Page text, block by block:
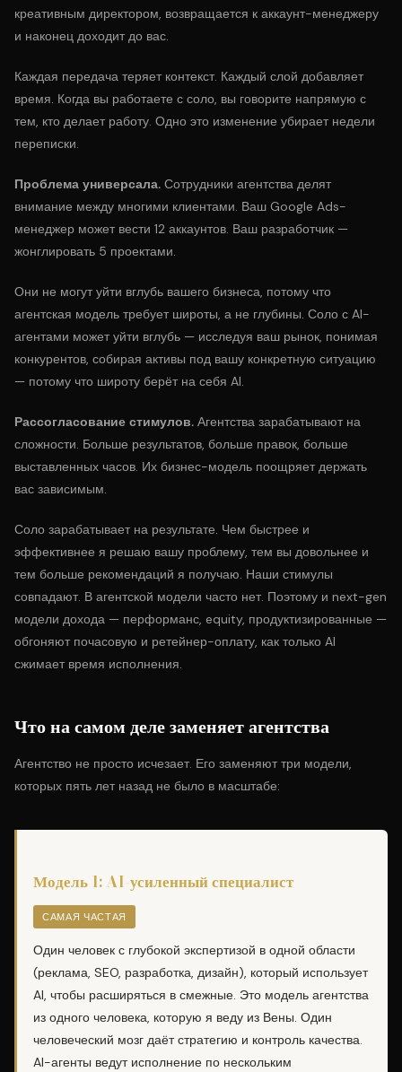
креативным директором, возвращается к аккаунт-менеджеру
и наконец доходит до вас.
Каждая передача теряет контекст. Каждый слой добавляет
время. Когда вы работаете с соло, вы говорите напрямую с
тем, кто делает работу. Одно это изменение убирает недели
переписки.
Проблема универсала. Сотрудники агентства делят
внимание между многими клиентами. Ваш Google Ads-
менеджер может вести 12 аккаунтов. Ваш разработчик —
жонглировать 5 проектами.
Они не могут уйти вглубь вашего бизнеса, потому что
агентская модель требует широты, а не глубины. Соло с AI-
агентами может уйти вглубь — исследуя ваш рынок, понимая
конкурентов, собирая активы под вашу конкретную ситуацию
— потому что широту берёт на себя AI.
Рассогласование стимулов. Агентства зарабатывают на
сложности. Больше результатов, больше правок, больше
выставленных часов. Их бизнес-модель поощряет держать
вас зависимым.
Соло зарабатывает на результате. Чем быстрее и
эффективнее я решаю вашу проблему, тем вы довольнее и
тем больше рекомендаций я получаю. Наши стимулы
совпадают. В агентской модели часто нет. Поэтому и next-gen
модели дохода — перформанс, equity, продуктизированные —
обгоняют почасовую и ретейнер-оплату, как только AI
сжимает время исполнения.
Что на самом деле заменяет агентства
Агентство не просто исчезает. Его заменяют три модели,
которых пять лет назад не было в масштабе:
Модель 1: AI-усиленный специалист
САМАЯ ЧАСТАЯ
Один человек с глубокой экспертизой в одной области
(реклама, SEO, разработка, дизайн), который использует
AI, чтобы расширяться в смежные. Это модель агентства
из одного человека, которую я веду из Вены. Один
человеческий мозг даёт стратегию и контроль качества.
AI-агенты ведут исполнение по нескольким